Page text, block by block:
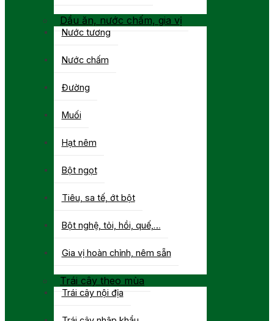
Dầu ăn, nước chấm, gia vị
Nước tương
Nước chấm
Đường
Muối
Hạt nêm
Bột ngọt
Tiêu, sa tế, ớt bột
Bột nghệ, tỏi, hồi, quế,…
Gia vị hoàn chỉnh, nêm sẵn
Trái cây theo mùa
Trái cây nội địa